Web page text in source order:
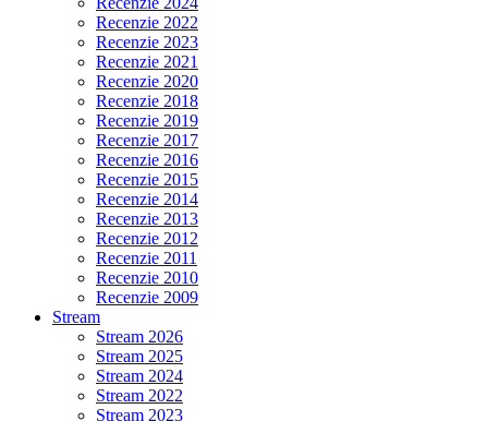
Recenzie 2022
Recenzie 2023
Recenzie 2021
Recenzie 2020
Recenzie 2018
Recenzie 2019
Recenzie 2017
Recenzie 2016
Recenzie 2015
Recenzie 2014
Recenzie 2013
Recenzie 2012
Recenzie 2011
Recenzie 2010
Recenzie 2009
Stream
Stream 2026
Stream 2025
Stream 2024
Stream 2022
Stream 2023